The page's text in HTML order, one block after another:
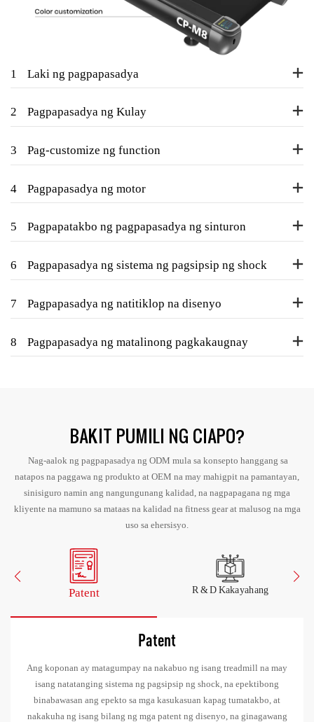
1 Laki ng pagpapasadya
2 Pagpapasadya ng Kulay
3 Pag-customize ng function
4 Pagpapasadya ng motor
5 Pagpapatakbo ng pagpapasadya ng sinturon
6 Pagpapasadya ng sistema ng pagsipsip ng shock
7 Pagpapasadya ng natitiklop na disenyo
8 Pagpapasadya ng matalinong pagkakaugnay
BAKIT PUMILI NG CIAPO?
Nag-aalok ng pagpapasadya ng ODM mula sa konsepto hanggang sa
natapos na paggawa ng produkto at OEM na may mahigpit na pamantayan,
sinisiguro namin ang nangungunang kalidad, na nagpapagana ng mga
kliyente na mamuno sa mataas na kalidad na fitness gear at malusog na mga
uso sa ehersisyo.
Patent R & D Kakayahang
Patent
Ang koponan ay matagumpay na nakabuo ng isang treadmill na may
isang natatanging sistema ng pagsipsip ng shock, na epektibong
binabawasan ang epekto sa mga kasukasuan kapag tumatakbo, at
nakakuha ng isang bilang ng mga patent ng disenyo, na ginagawang